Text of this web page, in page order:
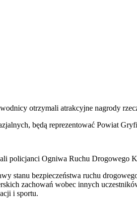
otrzymali atrakcyjne nagrody
będą reprezentować Powiat
policjanci Ogniwa Ruchu
stanu bezpieczeństwa ruchu
zachowań wobec innych
i sportu.